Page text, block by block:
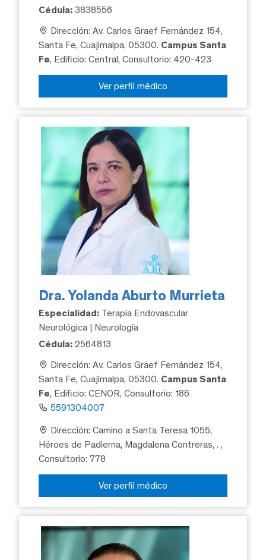
Cédula: 3838556
Dirección: Av. Carlos Graef Fernández 154,
Santa Fe, Cuajimalpa, 05300. Campus Santa
Fe, Edificio: Central, Consultorio: 420-423
Ver perfil médico
Dra. Yolanda Aburto Murrieta
Especialidad: Terapia Endovascular
Neurológica | Neurología
Cédula: 2564813
Dirección: Av. Carlos Graef Fernández 154,
Santa Fe, Cuajimalpa, 05300. Campus Santa
Fe, Edificio: CENOR, Consultorio: 186
5591304007
Dirección: Camino a Santa Teresa 1055,
Héroes de Padierna, Magdalena Contreras, .,
Consultorio: 778
Ver perfil médico